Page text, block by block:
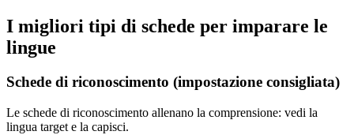
I migliori tipi di schede per imparare le
lingue
Schede di riconoscimento (impostazione consigliata)
Le schede di riconoscimento allenano la comprensione: vedi la
lingua target e la capisci.